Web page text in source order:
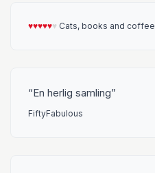
♥︎♥︎♥︎♥︎♥︎♥︎ Cats, books and coffee
En herlig samling
FiftyFabulous